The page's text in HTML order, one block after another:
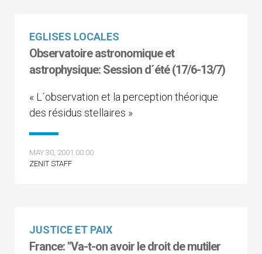
EGLISES LOCALES
Observatoire astronomique et
astrophysique: Session d´été (17/6-13/7)
« L´observation et la perception théorique
des résidus stellaires »
MAY 30, 2001 00:00
ZENIT STAFF
JUSTICE ET PAIX
France: "Va-t-on avoir le droit de mutiler